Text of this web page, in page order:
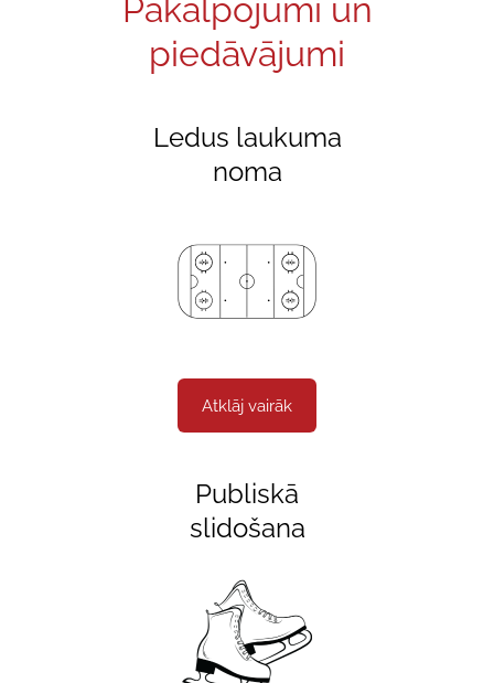
Pakalpojumi un
piedāvājumi
Ledus laukuma
noma
Atklāj vairāk
Publiskā
slidošana